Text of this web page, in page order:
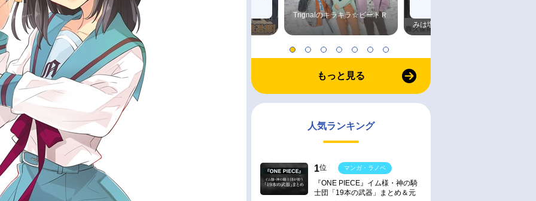
TVアニメ『戦隊大失格』
radio 大直会 2nd season
Trignalのキラキラ☆ビートＲ
みは塩だけ
もっと見る
人気ランキング
1位
『ONE PIECE』イム様・神の騎
士団「19本の武器」まとめ＆元
マンガ・ラノベ